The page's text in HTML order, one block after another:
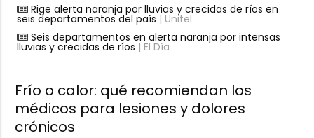
Rige alerta naranja por lluvias y crecidas de ríos en
seis departamentos del país | Unitel
Seis departamentos en alerta naranja por intensas
lluvias y crecidas de ríos | El Día
Frío o calor: qué recomiendan los
médicos para lesiones y dolores
crónicos